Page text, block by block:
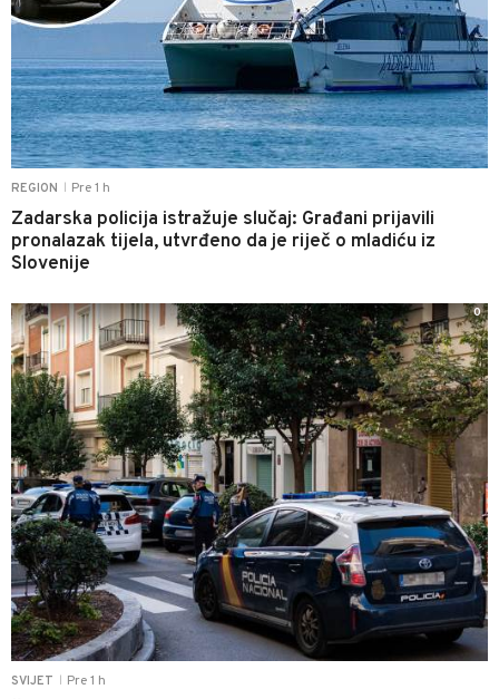
REGION Pre 1 h
Zadarska policija istražuje slučaj: Građani prijavili
pronalazak tijela, utvrđeno da je riječ o mladiću iz
Slovenije
SVIJET Pre 1 h
0